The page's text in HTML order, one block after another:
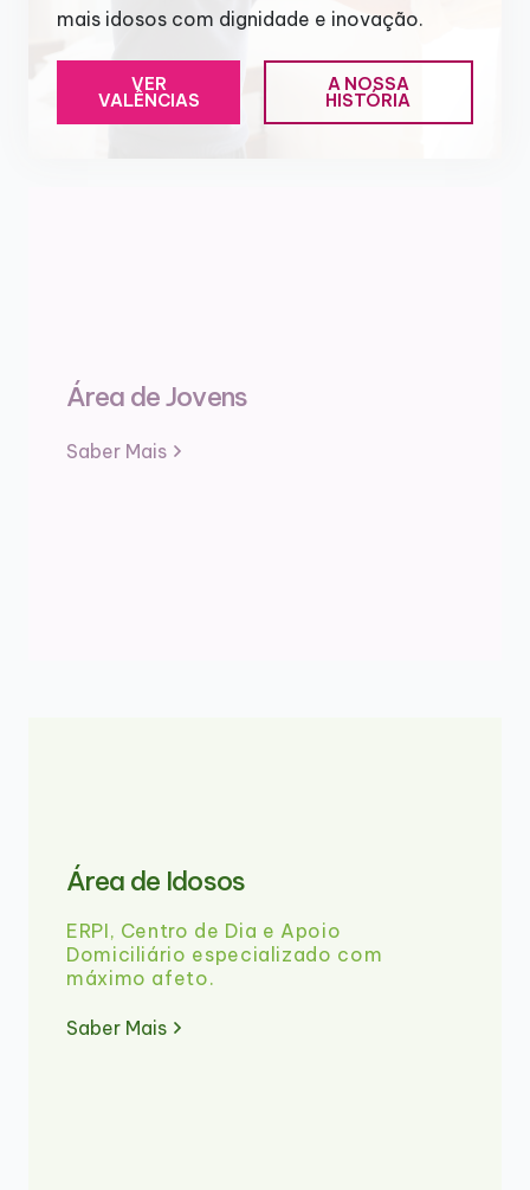
mais idosos com dignidade e inovação.
VER
VALÊNCIAS
A NOSSA
HISTÓRIA
Área de Jovens
Saber Mais
Área de Idosos
ERPI, Centro de Dia e Apoio
Domiciliário especializado com
máximo afeto.
Saber Mais